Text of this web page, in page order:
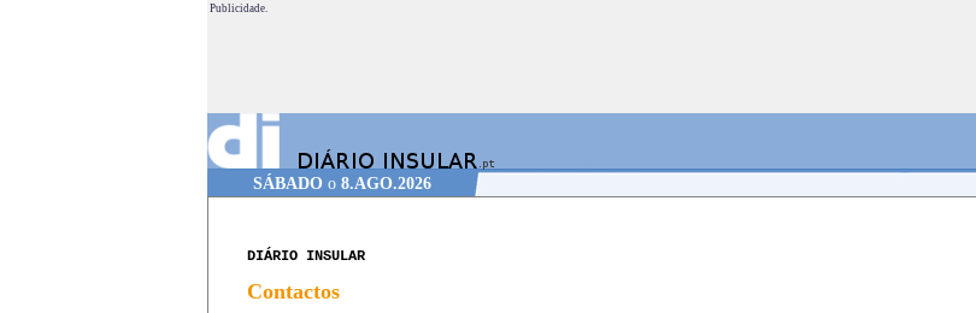
Publicidade.
SÁBADO o 8.AGO.2026
DIÁRIO INSULAR
Contactos